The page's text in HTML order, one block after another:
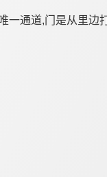
一通道,门是从里